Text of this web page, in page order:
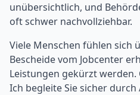
unübersichtlich, und
oft schwer nachvollziehbar.
Viele Menschen fühlen sich
Bescheide vom Jobcenter
Leistungen gekürzt werden.
Ich begleite Sie sicher